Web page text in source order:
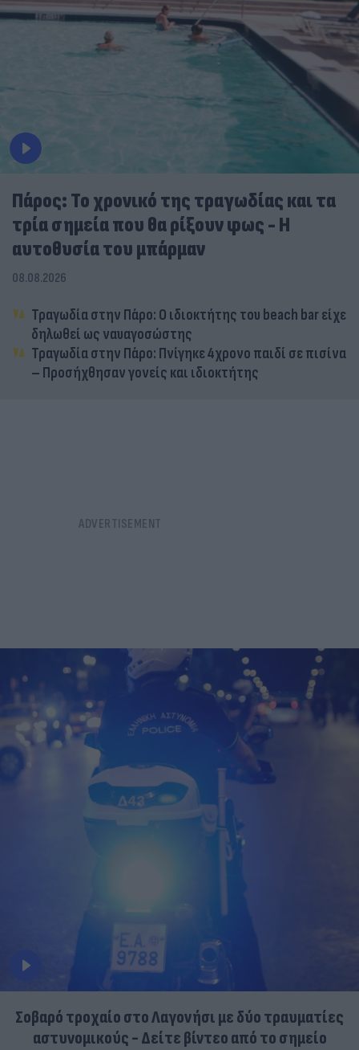
Πάρος: Το χρονικό της τραγωδίας και τα
τρία σημεία που θα ρίξουν φως - Η
αυτοθυσία του μπάρμαν
08.08.2026
Τραγωδία στην Πάρο: Ο ιδιοκτήτης του beach bar είχε
δηλωθεί ως ναυαγοσώστης
Τραγωδία στην Πάρο: Πνίγηκε 4χρονο παιδί σε πισίνα
– Προσήχθησαν γονείς και ιδιοκτήτης
Σοβαρό τροχαίο στο Λαγονήσι με δύο τραυματίες
αστυνομικούς - Δείτε βίντεο από το σημείο